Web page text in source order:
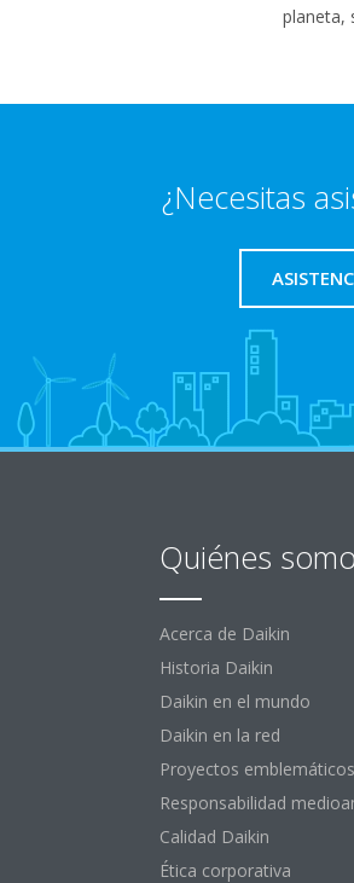
planeta,
¿Necesitas
Quiénes
Acerca de Daikin
Historia Daikin
Daikin en el mundo
Daikin en la red
Proyectos emblemáticos
Responsabilidad
Calidad Daikin
Ética corporativa